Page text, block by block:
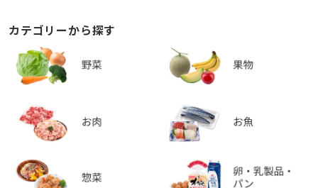
カテゴリーから探す